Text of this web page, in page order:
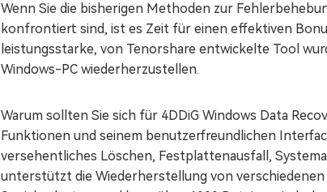
Wenn Sie die bisherigen Methoden zur
konfrontiert sind, ist es Zeit für einen effektiven
leistungsstarke, von Tenorshare entwickelte Tool
Windows-PC wiederherzustellen.
Warum sollten Sie sich für 4DDiG Windows Data
Funktionen und seinem benutzerfreundlichen
versehentliches Löschen, Festplattenausfall,
unterstützt die Wiederherstellung von